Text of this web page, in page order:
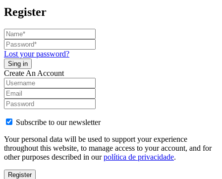
Register
Lost your password?
Create An Account
Subscribe to our newsletter
Your personal data will be used to support your experience
throughout this website, to manage access to your account, and for
other purposes described in ourpolítica de privacidade.